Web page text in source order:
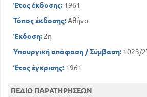
Έτος έκδοσης: 1961
Τόπος έκδοσης:Αθήνα
Έκδοση: 2η
Υπουργική απόφαση / Σύμβαση: 1023/
Έτος έγκρισης: 1961
ΠΕΔΙΟ ΠΑΡΑΤΗΡΗΣΕΩΝ